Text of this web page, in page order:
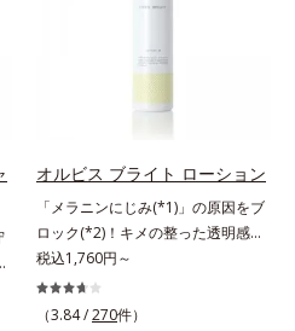
ぐ（ウォッシュ除く）*2 オルビス
年齢に応じたお手入れのこと*4 う
のなさ*6 乾燥による*7 保湿成分*8
ロニセラカエルレア果汁、ノバラエ
キス配合＝うるおいを与えハリと透
明感に満ちた肌へ導く保湿成分*9
メマツヨイグサ抽出液、スイカズラ
エキス配合＝角層のすみずみまで水
分・油分を保ち、ハリ・ツヤを与え
る保湿成分*10 気持ちのこと各商品
の詳しい情報は商品ページをご覧く
ヴァイタルトリートメントクリーム
リートメントクリーム」は、1品
美白(*1)美容液、乳液・保湿液、ネ
ッククリーム(*3)、パックの6役を
担い、複合的にアプローチ。Wナイ
アシン(*4)によるシワ改善・シミ予
防に加え、複合成分コラーゲンコン
プレックスSPが肌のハリを徹底サポ
ート。肌なじみのよいクリーム構造
で角層まで保湿成分が浸透し、うる
おいをギュッと閉じ込めます。洗顔
オルビス ブライト ローション
「メラニンにじみ(*1)」の原因をブ
ロック(*2)！キメの整った透明感
(*3)のある肌印象へ導く美白(*2)化
粧水。業界初(*4)知見「メラニンの
第三のルート」である「横のひろが
税込1,760円～
（3.84 /270件）